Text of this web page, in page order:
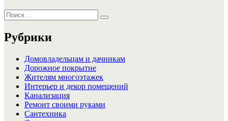
Искать:
Поиск
Рубрики
Домовладельцам и дачникам
Дорожное покрытие
Жителям многоэтажек
Интерьер и декор помещений
Канализация
Ремонт своими руками
Сантехника